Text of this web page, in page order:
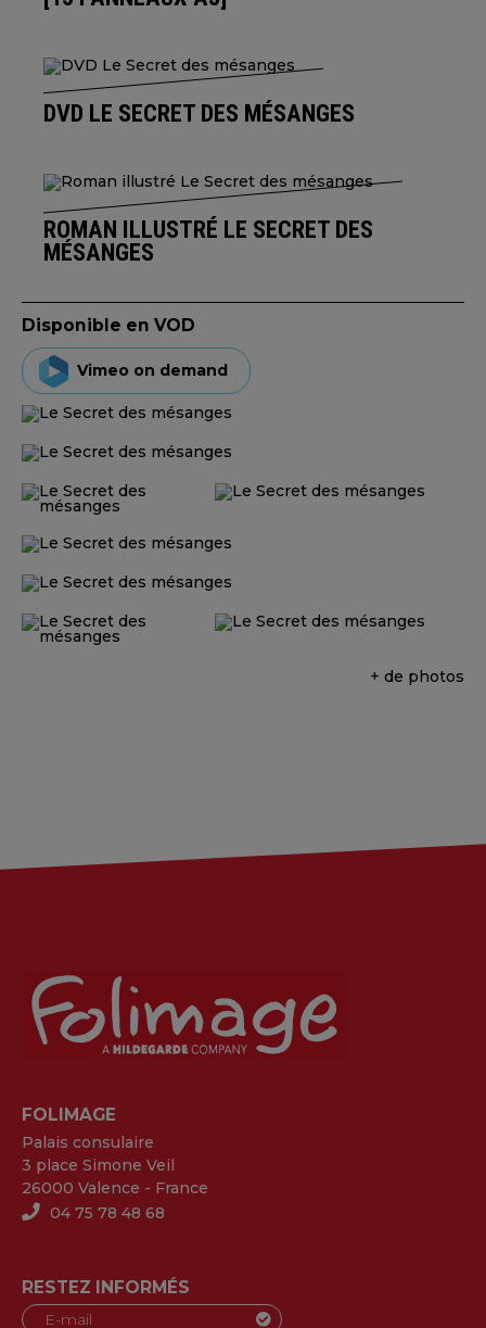
DVD LE SECRET DES MÉSANGES
ROMAN ILLUSTRÉ LE SECRET DES
MÉSANGES
Disponible en VOD
Vimeo on demand
+ de photos
FOLIMAGE
Palais consulaire
3 place Simone Veil
26000 Valence - France
04 75 78 48 68
RESTEZ INFORMÉS